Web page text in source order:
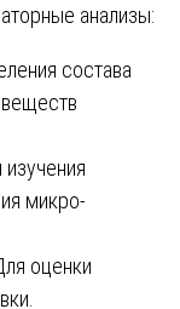
анализы:
состава
изучения
микро-
оценки